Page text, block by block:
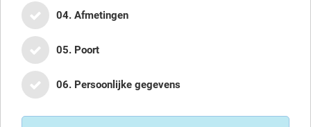
04. Afmetingen
05. Poort
06. Persoonlijke gegevens